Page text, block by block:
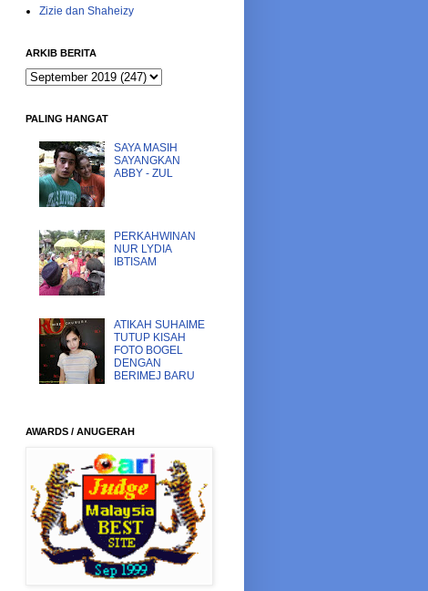
Zizie dan Shaheizy
ARKIB BERITA
PALING HANGAT
SAYA MASIH
SAYANGKAN
ABBY - ZUL
PERKAHWINAN
NUR LYDIA
IBTISAM
ATIKAH SUHAIME
TUTUP KISAH
FOTO BOGEL
DENGAN
BERIMEJ BARU
AWARDS / ANUGERAH